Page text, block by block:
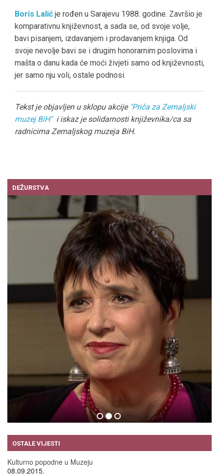
Boris Lalić je rođen u Sarajevu 1988. godine. Završio je
komparativnu književnost, a sada se, od svoje volje,
bavi pisanjem, izdavanjem i prodavanjem knjiga. Od
svoje nevolje bavi se i drugim honorarnim poslovima i
mašta o danu kada će moći živjeti samo od književnosti,
jer samo nju voli, ostale podnosi.
Tekst je objavljen u sklopu akcije "Priča za Zemaljski
muzej BiH"i iskaz je solidarnosti književnika/ca sa
radnicima Zemaljskog muzeja BiH.
DEŽURSTVA
09.09.2015.
OSTALE VIJESTI
Kulturno popodne u Muzeju
08.09.2015.